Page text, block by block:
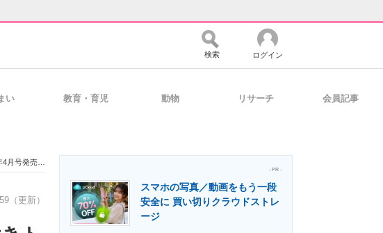
経営リーダーのコミュニティ マーケ×ITの今がよく分かる
検索 ログイン
い 教育・育児 動物 リサーチ 会員記事
4月号発売
（更新）
- PR -
スマホの写真／動画をもう一段
安全に 買い切りクラウドストレ
ージ